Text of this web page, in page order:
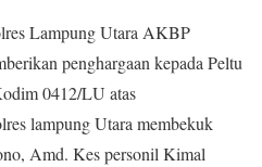
Lampung Utara AKBP
penghargaan kepada Peltu
0412/LU atas
lampung Utara membekuk
Amd. Kes personil Kimal